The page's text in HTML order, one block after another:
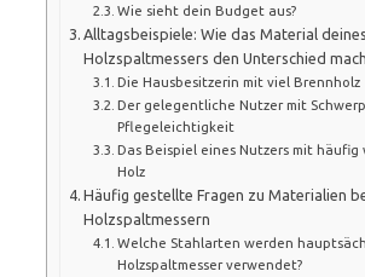
Wie sieht dein Budget aus?
Alltagsbeispiele: Wie das Material deines
Holzspaltmessers den Unterschied
Die Hausbesitzerin mit viel Brennholz
Der gelegentliche Nutzer mit
Pflegeleichtigkeit
Das Beispiel eines Nutzers mit häufig
Holz
Häufig gestellte Fragen zu Materialien
Holzspaltmessern
Welche Stahlarten werden
Holzspaltmesser verwendet?